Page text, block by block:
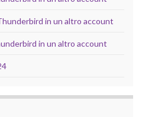
in un altro account
in un altro account